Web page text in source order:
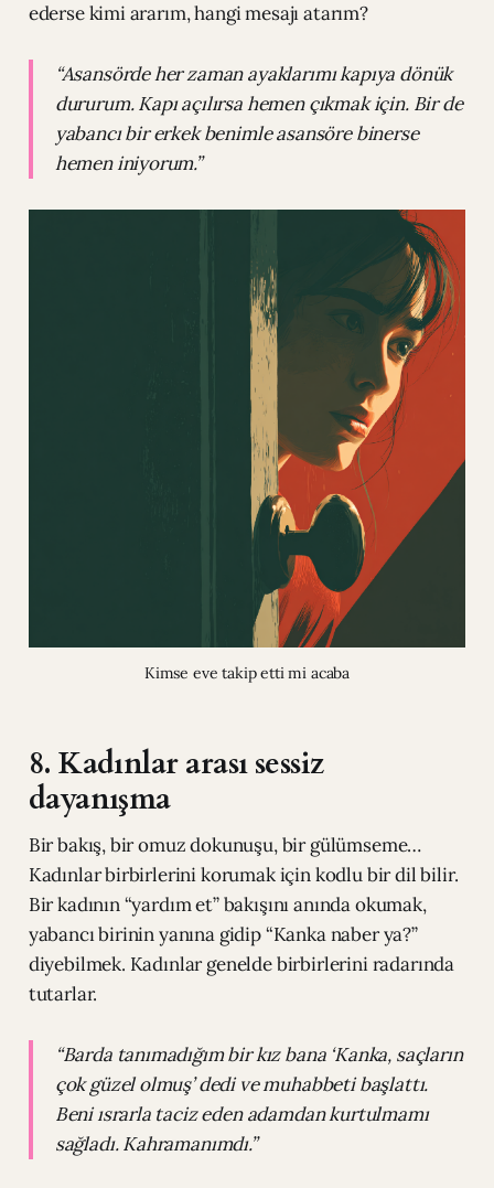
ederse kimi ararım, hangi mesajı atarım?
“Asansörde her zaman ayaklarımı kapıya dönük
dururum. Kapı açılırsa hemen çıkmak için. Bir de
yabancı bir erkek benimle asansöre binerse
hemen iniyorum.”
Kimse eve takip etti mi acaba
8. Kadınlar arası sessiz
dayanışma
Bir bakış, bir omuz dokunuşu, bir gülümseme…
Kadınlar birbirlerini korumak için kodlu bir dil bilir.
Bir kadının “yardım et” bakışını anında okumak,
yabancı birinin yanına gidip “Kanka naber ya?”
diyebilmek. Kadınlar genelde birbirlerini radarında
tutarlar.
“Barda tanımadığım bir kız bana ‘Kanka, saçların
çok güzel olmuş’ dedi ve muhabbeti başlattı.
Beni ısrarla taciz eden adamdan kurtulmamı
sağladı. Kahramanımdı.”